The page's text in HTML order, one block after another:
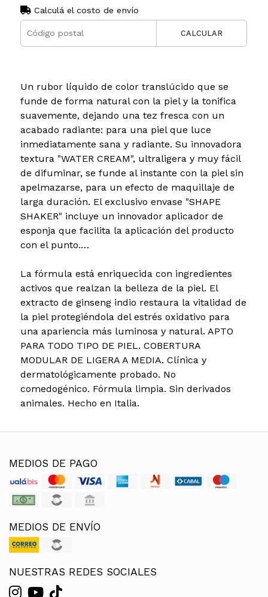
Calculá el costo de envío
CALCULAR
Un rubor líquido de color translúcido que se
funde de forma natural con la piel y la tonifica
suavemente, dejando una tez fresca con un
acabado radiante: para una piel que luce
inmediatamente sana y radiante. Su innovadora
textura "WATER CREAM", ultraligera y muy fácil
de difuminar, se funde al instante con la piel sin
apelmazarse, para un efecto de maquillaje de
larga duración. El exclusivo envase "SHAPE
SHAKER" incluye un innovador aplicador de
esponja que facilita la aplicación del producto
con el punto.…
La fórmula está enriquecida con ingredientes
activos que realzan la belleza de la piel. El
extracto de ginseng indio restaura la vitalidad de
la piel protegiéndola del estrés oxidativo para
una apariencia más luminosa y natural. APTO
PARA TODO TIPO DE PIEL. COBERTURA
MODULAR DE LIGERA A MEDIA. Clínica y
dermatológicamente probado. No
comedogénico. Fórmula limpia. Sin derivados
animales. Hecho en Italia.
MEDIOS DE PAGO
MEDIOS DE ENVÍO
NUESTRAS REDES SOCIALES